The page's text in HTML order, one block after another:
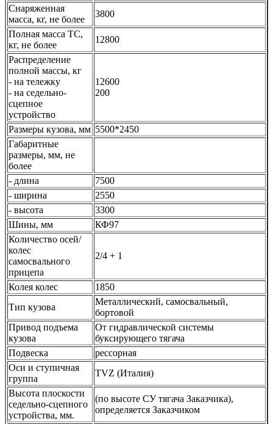
Снаряженная
масса, кг, не более
3800
Полная масса ТС,
кг, не более
12800
Распределение
полной массы, кг
- на тележку
- на седельно-
сцепное
устройство
12600
200
Размеры кузова, мм 5500*2450
Габаритные
размеры, мм, не
более
- длина
7500
- ширина
2550
- высота
3300
Шины, мм
КФ97
Количество осей/
колес
самосвального
прицепа
2/4 + 1
Колея колес
1850
Тип кузова
Металлический, самосвальный,
бортовой
Привод подъема
кузова
От гидравлической системы
буксирующего тягача
Подвеска
рессорная
Оси и ступичная
группа
TVZ (Италия)
Высота плоскости
седельно-сцепного
устройства, мм.
(по высоте СУ тягача Заказчика),
определяется Заказчиком